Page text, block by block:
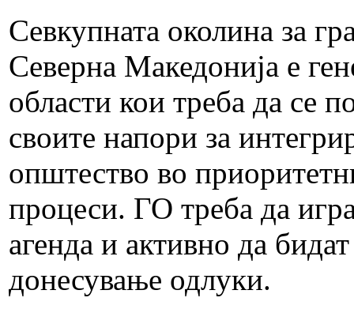
Севкупната околина за
Северна Македонија е
области кои треба да се
своите напори за
општество во
процеси. ГО треба да
агенда и активно да
донесување одлуки.